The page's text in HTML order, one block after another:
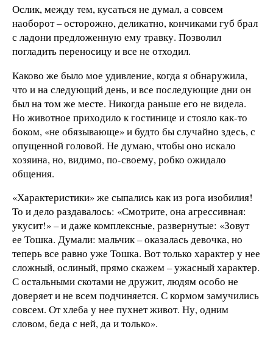
Ослик, между тем, кусаться не думал, а совсем
наоборот – осторожно, деликатно, кончиками губ брал
с ладони предложенную ему травку. Позволил
погладить переносицу и все не отходил.
Каково же было мое удивление, когда я обнаружила,
что и на следующий день, и все последующие дни он
был на том же месте. Никогда раньше его не видела.
Но животное приходило к гостинице и стояло как-то
боком, «не обязывающе» и будто бы случайно здесь, с
опущенной головой. Не думаю, чтобы оно искало
хозяина, но, видимо, по-своему, робко ожидало
общения.
«Характеристики» же сыпались как из рога изобилия!
То и дело раздавалось: «Смотрите, она агрессивная:
укусит!» – и даже комплексные, развернутые: «Зовут
ее Тошка. Думали: мальчик – оказалась девочка, но
теперь все равно уже Тошка. Вот только характер у нее
сложный, ослиный, прямо скажем – ужасный характер.
С остальными скотами не дружит, людям особо не
доверяет и не всем подчиняется. С кормом замучились
совсем. От хлеба у нее пухнет живот. Ну, одним
словом, беда с ней, да и только».